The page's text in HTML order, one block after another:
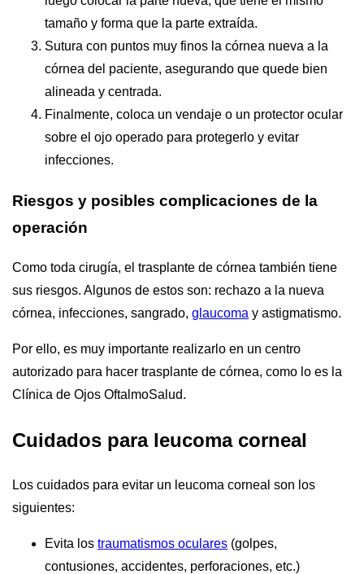
tamaño y forma que la parte extraída.
Sutura con puntos muy finos la córnea nueva a la
córnea del paciente, asegurando que quede bien
alineada y centrada.
Finalmente, coloca un vendaje o un protector ocular
sobre el ojo operado para protegerlo y evitar
infecciones.
Riesgos y posibles complicaciones de la
operación
Como toda cirugía, el trasplante de córnea también tiene
sus riesgos. Algunos de estos son: rechazo a la nueva
córnea, infecciones, sangrado, glaucoma y astigmatismo.
Por ello, es muy importante realizarlo en un centro
autorizado para hacer trasplante de córnea, como lo es la
Clínica de Ojos OftalmoSalud.
Cuidados para leucoma corneal
Los cuidados para evitar un leucoma corneal son los
siguientes:
Evita los traumatismos oculares (golpes,
contusiones, accidentes, perforaciones, etc.)